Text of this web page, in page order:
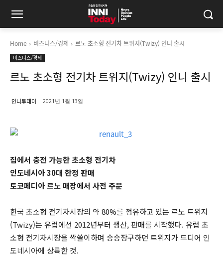
Home 비즈니스/경제 르노 초소형 전기차 트위지(Twizy) 인니 출시
비즈니스/경제
르노 초소형 전기차 트위지(Twizy) 인니 출시
인니투데이 2021년 1월 13일
집에서 충전 가능한 초소형 전기차
인도네시아 30대 한정 판매
토코페디아 르노 매장에서 사전 주문
한국 초소형 전기차시장의 약 80%를 점유하고 있는 르노 트위지
(Twizy)는 유럽에선 2012년부터 생산, 판매를 시작했다. 유럽 초
소형 전기차시장을 싹쓸이하며 승승장구하던 트위지가 드디어 인
도네시아에 상륙한 것.